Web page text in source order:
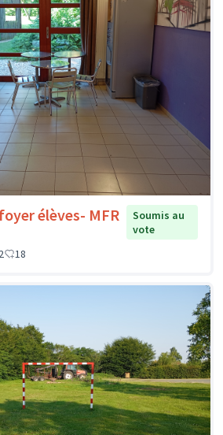
élèves- MFR
Soumis au
vote
2 18